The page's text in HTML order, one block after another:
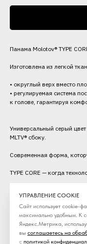
Панама Molotov® TYPE
Изготовлена из легкой
• округлый верх вместо
• регулируемая система
к голове, гарантируя
Универсальный серый
MLTV® сбоку.
Современная форма,
TYPE CORE — когда
УПРАВЛЕНИЕ COOKIE
Сайт использует cookie-
максимально удобным. К
Яндекс.Метрика,
вы соглашаетесь на
с политикой